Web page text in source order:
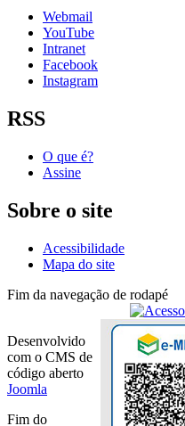
Webmail
YouTube
Intranet
Facebook
Instagram
RSS
O que é?
Assine
Sobre o site
Acessibilidade
Mapa do site
Fim da navegação de rodapé
Desenvolvido
com o CMS de
código aberto
Joomla
Fim do